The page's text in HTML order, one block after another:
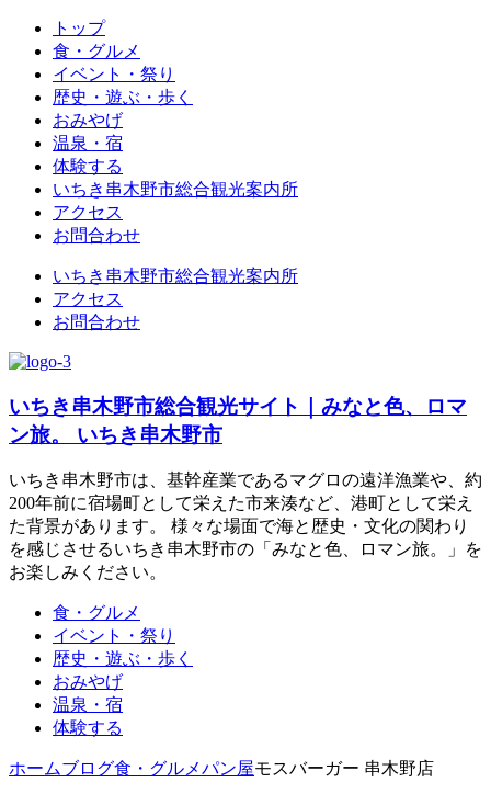
トップ
食・グルメ
イベント・祭り
歴史・遊ぶ・歩く
おみやげ
温泉・宿
体験する
いちき串木野市総合観光案内所
アクセス
お問合わせ
いちき串木野市総合観光案内所
アクセス
お問合わせ
いちき串木野市総合観光サイト｜みなと色、ロマ
ン旅。 いちき串木野市
いちき串木野市は、基幹産業であるマグロの遠洋漁業や、約
200年前に宿場町として栄えた市来湊など、港町として栄え
た背景があります。 様々な場面で海と歴史・文化の関わり
を感じさせるいちき串木野市の「みなと色、ロマン旅。」を
お楽しみください。
食・グルメ
イベント・祭り
歴史・遊ぶ・歩く
おみやげ
温泉・宿
体験する
ホームブログ食・グルメパン屋モスバーガー 串木野店